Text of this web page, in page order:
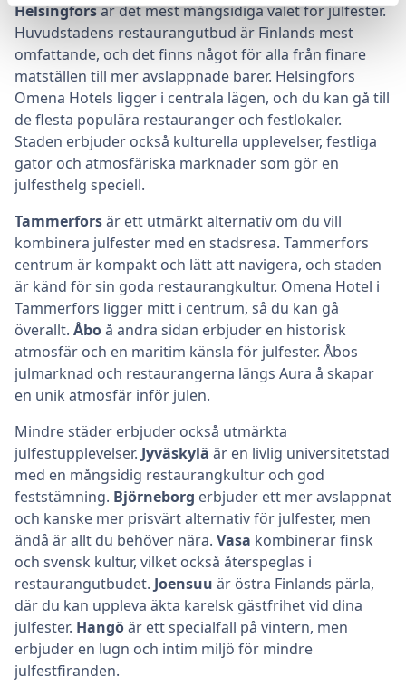
Helsingforsär det mest mångsidiga valet för julfester.
Huvudstadens restaurangutbud är Finlands mest
omfattande, och det finns något för alla från finare
matställen till mer avslappnade barer. Helsingfors
Omena Hotels ligger i centrala lägen, och du kan gå till
de flesta populära restauranger och festlokaler.
Staden erbjuder också kulturella upplevelser, festliga
gator och atmosfäriska marknader som gör en
julfesthelg speciell.
Tammerforsär ett utmärkt alternativ om du vill
kombinera julfester med en stadsresa. Tammerfors
centrum är kompakt och lätt att navigera, och staden
är känd för sin goda restaurangkultur. Omena Hotel i
Tammerfors ligger mitt i centrum, så du kan gå
överallt. Åboå andra sidan erbjuder en historisk
atmosfär och en maritim känsla för julfester. Åbos
julmarknad och restaurangerna längs Aura å skapar
en unik atmosfär inför julen.
Mindre städer erbjuder också utmärkta
julfestupplevelser. Jyväskylä är en livlig universitetstad
med en mångsidig restaurangkultur och god
feststämning. Björneborg erbjuder ett mer avslappnat
och kanske mer prisvärt alternativ för julfester, men
ändå är allt du behöver nära. Vasa kombinerar finsk
och svensk kultur, vilket också återspeglas i
restaurangutbudet. Joensuu är östra Finlands pärla,
där du kan uppleva äkta karelsk gästfrihet vid dina
julfester. Hangöär ett specialfall på vintern, men
erbjuder en lugn och intim miljö för mindre
julfestfiranden.